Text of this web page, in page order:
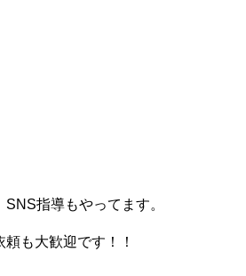
指導もやってます。
も大歓迎です！！